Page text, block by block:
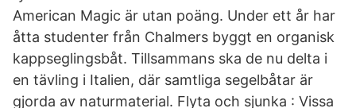
American Magic är utan poäng. Under ett år har
åtta studenter från Chalmers byggt en organisk
kappseglingsbåt. Tillsammans ska de nu delta i
en tävling i Italien, där samtliga segelbåtar är
gjorda av naturmaterial. Flyta och sjunka : Vissa